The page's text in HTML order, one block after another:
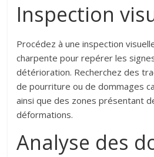
Inspection
Procédez à une inspection
charpente pour repérer les
détérioration. Recherchez des
de pourriture ou de dommages
ainsi que des zones présentant
déformations.
Analyse des